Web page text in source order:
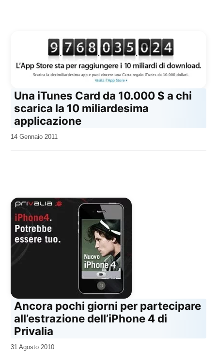
Una iTunes Card da 10.000 $ a chi
scarica la 10 miliardesima
applicazione
da
14 Gennaio 2011
Ancora pochi giorni per partecipare
all’estrazione dell’iPhone 4 di
Privalia
da
31 Agosto 2010